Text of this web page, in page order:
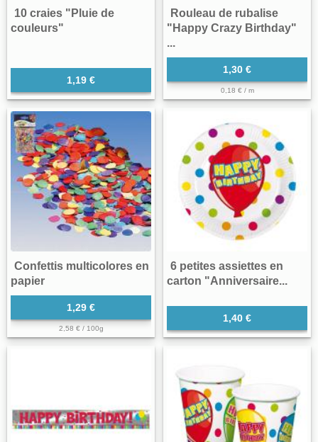
10 craies "Pluie de
couleurs"
1,19 €
Rouleau de rubalise
"Happy Crazy Birthday"
...
1,30 €
0,18 € / m
Confettis multicolores en
papier
1,29 €
2,58 € / 100g
6 petites assiettes en
carton "Anniversaire...
1,40 €